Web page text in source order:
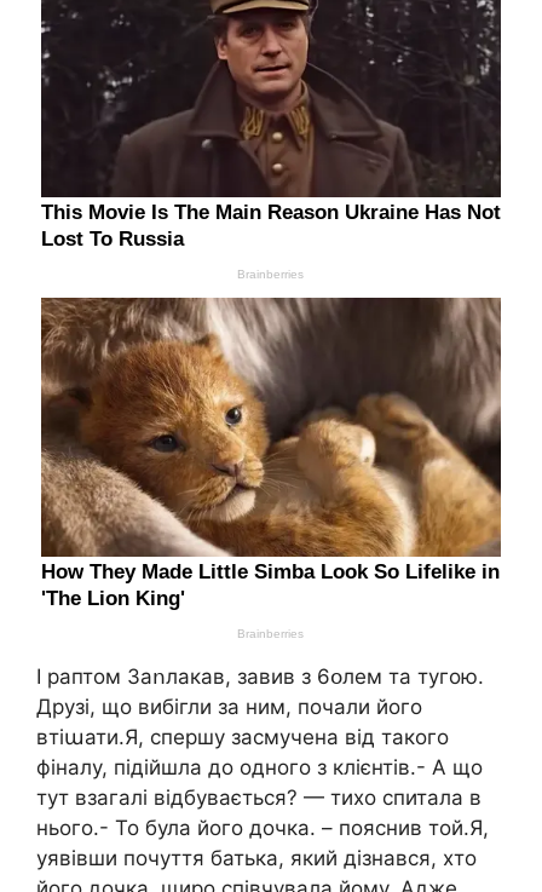
І раптом 3aոлакав, завив з 6օлем та тугою.
Друзі, що вибігли за ним, почали його
втіաати.Я, спершу засмучена від такого
фіналу, підійшла до одного з клієнтів.- А що
тут взагалі відбувається? — тихо спитала в
нього.- То була його дочка. – пояснив той.Я,
уявівши почуття батька, який дізнався, хто